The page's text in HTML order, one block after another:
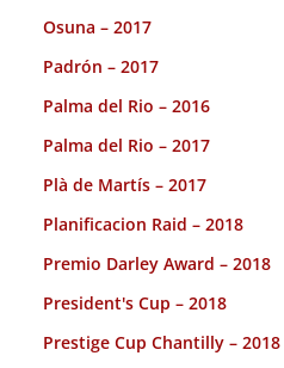
Osuna – 2017
Padrón – 2017
Palma del Rio – 2016
Palma del Rio – 2017
Plà de Martís – 2017
Planificacion Raid – 2018
Premio Darley Award – 2018
President's Cup – 2018
Prestige Cup Chantilly – 2018